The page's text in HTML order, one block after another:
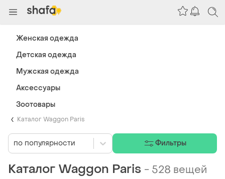
Каталог Waggon Paris
Каталог Waggon Paris - 528 вещей
по популярности Фильтры
Женская одежда
Детская одежда
Мужская одежда
Аксессуары
Зоотовары